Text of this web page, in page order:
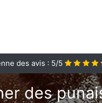
des avis : 5/5
des